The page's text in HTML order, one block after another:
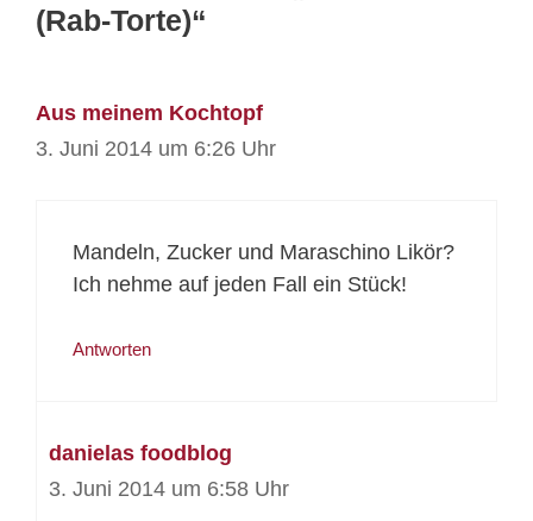
(Rab-Torte)“
Aus meinem Kochtopf
3. Juni 2014 um 6:26 Uhr
Mandeln, Zucker und Maraschino Likör?
Ich nehme auf jeden Fall ein Stück!
Antworten
danielas foodblog
3. Juni 2014 um 6:58 Uhr